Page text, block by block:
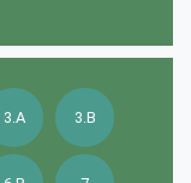
3.A 3.B